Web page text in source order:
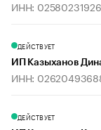
ИНН:
ДЕЙСТВУЕТ
ИП Казыханов
ИНН:
ДЕЙСТВУЕТ